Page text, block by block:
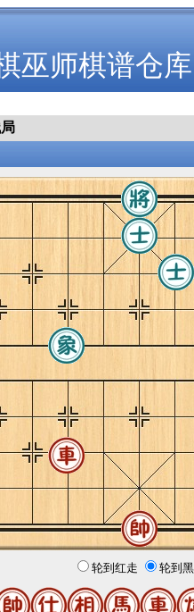
巫师棋谱仓库
轮到红走 轮到